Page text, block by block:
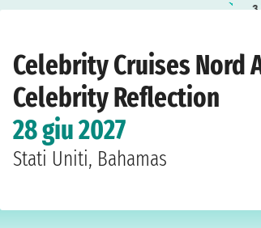
3
Celebrity Cruises Nord
Celebrity Reflection
28 giu 2027
Stati Uniti, Bahamas